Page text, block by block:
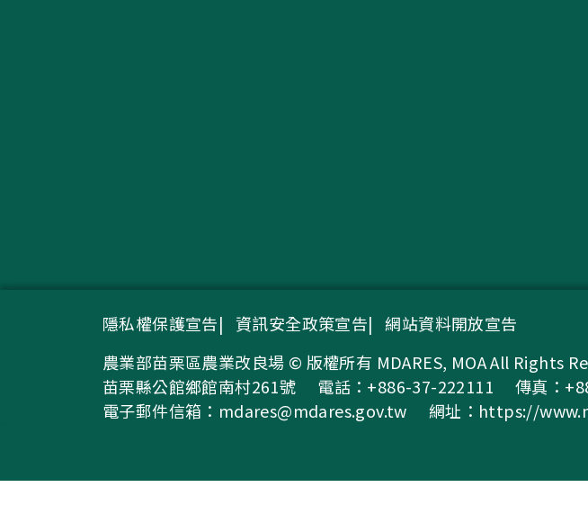
隱私權保護宣告 資訊安全政策宣告
網站資料開放宣告
農業部苗栗區農業改良場 © 版權所有 MDARES, MOA All Rights
苗栗縣公館鄉館南村261號
電話：+886-37-222111 傳真：
電子郵件信箱： mdares@mdares.gov.tw 網址： https://